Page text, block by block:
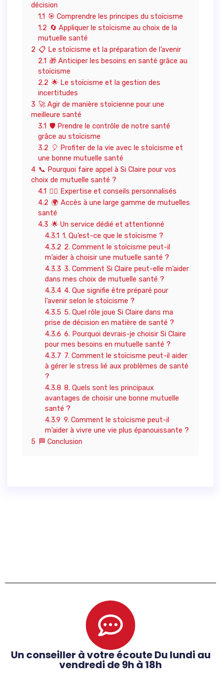
décision
1.1 🎯 Comprendre les principes du stoïcisme
1.2 🔄 Appliquer le stoïcisme au choix de la
mutuelle santé
2 📋 Le stoïcisme et la préparation de l’avenir
2.1 🎁 Anticiper les besoins en santé grâce au
stoïcisme
2.2 🌟 Le stoïcisme et la gestion des
incertitudes
3 🚀 Agir de manière stoïcienne pour une
meilleure santé
3.1 🛡️ Prendre le contrôle de notre santé
grâce au stoïcisme
3.2 🎈 Profiter de la vie avec le stoïcisme et
une bonne mutuelle santé
4 📞 Pourquoi faire appel à Si Claire pour vos
choix de mutuelle santé ?
4.1 🕵️‍♀️ Expertise et conseils personnalisés
4.2 🌍 Accès à une large gamme de mutuelles
santé
4.3 🌟 Un service dédié et attentionné
4.3.1 1. Qu’est-ce que le stoïcisme ?
4.3.2 2. Comment le stoïcisme peut-il
m’aider à choisir une mutuelle santé ?
4.3.3 3. Comment Si Claire peut-elle m’aider
dans mes choix de mutuelle santé ?
4.3.4 4. Que signifie être préparé pour
l’avenir selon le stoïcisme ?
4.3.5 5. Quel rôle joue Si Claire dans ma
prise de décision en matière de santé ?
4.3.6 6. Pourquoi devrais-je choisir Si Claire
pour mes besoins en mutuelle santé ?
4.3.7 7. Comment le stoïcisme peut-il aider
à gérer le stress lié aux problèmes de santé
?
4.3.8 8. Quels sont les principaux
avantages de choisir une bonne mutuelle
santé ?
4.3.9 9. Comment le stoïcisme peut-il
m’aider à vivre une vie plus épanouissante ?
5 🏁 Conclusion
Un conseiller à votre écoute Du lundi au
vendredi de 9h à 18h